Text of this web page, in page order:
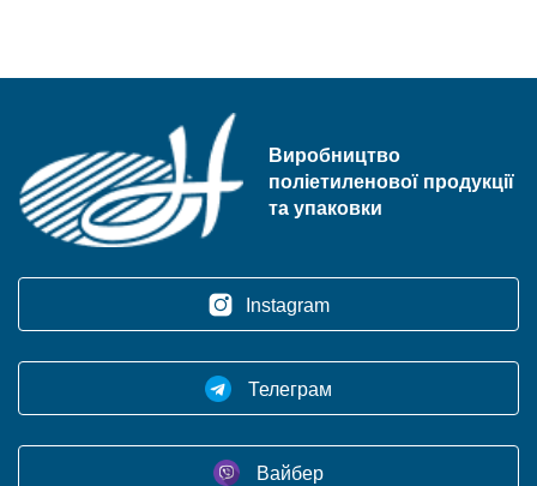
Виробництво
поліетиленової продукції
та упаковки
Instagram
Телеграм
Вайбер